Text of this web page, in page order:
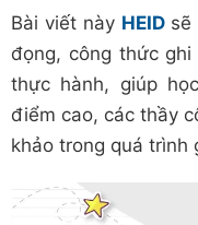
Bài viết này HEID sẽ
đọng, công thức
thực hành, giúp
điểm cao, các thầy
khảo trong quá trình